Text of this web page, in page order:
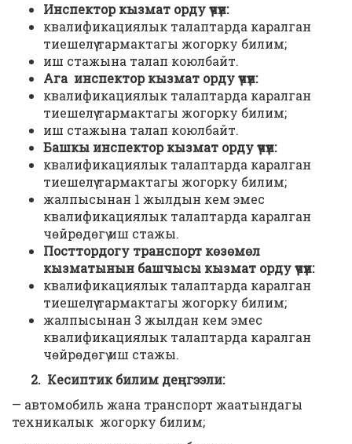
Инспектор кызмат орду үчүн:
квалификациялык талаптарда каралган
тиешелүү тармактагы жогорку билим;
иш стажына талап коюлбайт.
Ага инспектор кызмат орду үчүн:
квалификациялык талаптарда каралган
тиешелүү тармактагы жогорку билим;
иш стажына талап коюлбайт.
Башкы инспектор кызмат орду үчүн:
квалификациялык талаптарда каралган
тиешелүү тармактагы жогорку билим;
жалпысынан 1 жылдын кем эмес
квалификациялык талаптарда каралган
чөйрөдөгү иш стажы.
Посттордогу транспорт көзөмөл
кызматынын башчысы кызмат орду үчүн:
квалификациялык талаптарда каралган
тиешелүү тармактагы жогорку билим;
жалпысынан 3 жылдан кем эмес
квалификациялык талаптарда каралган
чөйрөдөгү иш стажы.
2. Кесиптик билим деңгээли:
— автомобиль жана транспорт жаатындагы
техникалык жогорку билим;